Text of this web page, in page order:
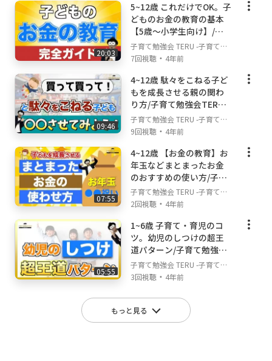
・子育て・育児との向き合い方を知り、不安や
悩みを解消したいという方
・子どものことを理解して良いコミュニケーシ
ョンを取っていきたいという方
・育児の負担を減らしていきたいという方
・家庭でできる幼児教育や早期教育について知
りたい方
・幼児期からの知育や育脳に興味がある方
・子どもの勉強、学習との付き合い方を学びた
い方
▼どんな動画を投稿していくのか？
このチャンネルでは、様々な角度から、子育
て・育児の不安やお悩みを解決することを目的
としていますので、基本は皆さんが子育てや育
児の中で悩むこと。不安に思うことにフォーカ
スして動画を投稿していきます！ただ、私は幼
児教育の先生であり、教育に専門性があるの
で、家庭教育や知育などのお悩みに関する動画
が少し多くなると思いますが、子どもとの関わ
で、色んな面から皆さんの子育て・育児のお悩
みと不安を解消できる動画を投稿していきたい
20:03
5~12歳 これだけでOK。子
どものお金の教育の基本
【5歳〜小学生向け】/子
育て勉強会TERUの子育
て・育児の悩みや不安解
子育て勉強会 TERU -子育て・
育児の悩みや不安解決ch-
7回視聴 ・ 4年前
09:46
4~12歳 駄々をこねる子ど
もを成長させる親の関わ
り方/子育て勉強会TERU
の子育て・育児の悩みや
不安解決ch
子育て勉強会 TERU -子育て・
育児の悩みや不安解決ch-
9回視聴 ・ 4年前
07:55
4~12歳 【お金の教育】お
年玉などまとまったお金
のおすすめの使い方/子育
て勉強会TERUの子育て・
育児の悩みや不安解決ch
子育て勉強会 TERU -子育て・
育児の悩みや不安解決ch-
2回視聴 ・ 4年前
05:55
1~6歳 子育て・育児のコ
ツ。幼児のしつけの超王
道パターン/子育て勉強会
TERUの子育て・育児の悩
みや不安解決ch
子育て勉強会 TERU -子育て・
育児の悩みや不安解決ch-
3回視聴 ・ 4年前
もっと見る